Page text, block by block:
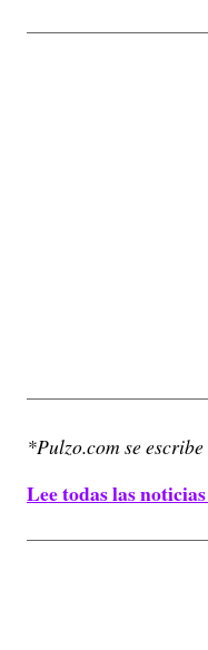
*Pulzo.com se
Lee todas las